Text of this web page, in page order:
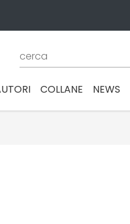
COLLANE NEWS